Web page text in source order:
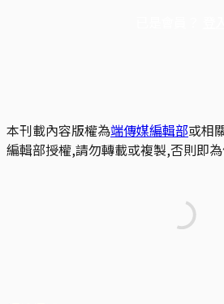
本刊載內容版權為端傳媒編輯部或相
編輯部授權,請勿轉載或複製,否則即為